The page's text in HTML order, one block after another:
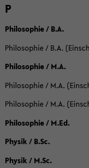
P
Philosophie / B.A.
Philosophie / B.A.
Philosophie / M.A.
Philosophie / M.A.
Philosophie / M.A.
Philosophie / M.Ed.
Physik / B.Sc.
Physik / M.Sc.